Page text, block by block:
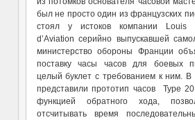
был не просто один из французских
стоял у истоков компании Louis
d’Aviation серийно выпускавшей
министерство обороны Франции
поставку часы часов для боевых
целый буклет с требованием к ним. В
представили прототип часов Type
функцией обратного хода,
отсчитывать время